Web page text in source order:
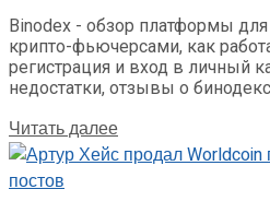
Binodex - обзор платформы
крипто-фьючерсами, как
регистрация и вход в личный
недостатки, отзывы о
Читать далееDetails